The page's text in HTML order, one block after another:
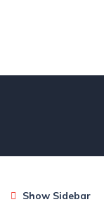
Show Sidebar